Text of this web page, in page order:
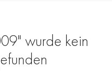
wurde kein